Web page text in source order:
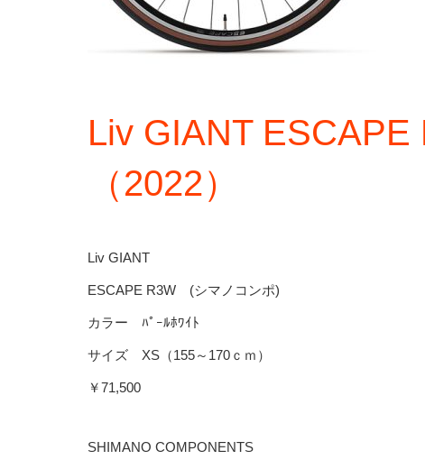
Liv GIANT
（2022）
Liv GIANT
ESCAPE R3W (シマノコンポ)
カラー ﾊﾟｰﾙﾎﾜｲﾄ
サイズ XS（155～170ｃｍ）
￥71,500
SHIMANO COMPONENTS